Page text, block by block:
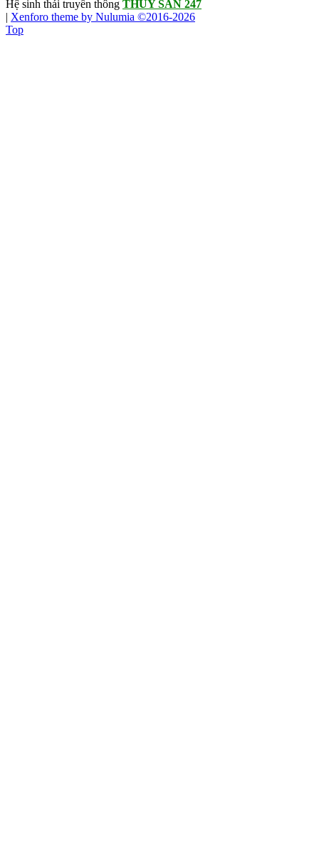
Hệ sinh thái truyền thông THỦY SẢN 247
| Xenforo theme by Nulumia ©2016-2026
Top